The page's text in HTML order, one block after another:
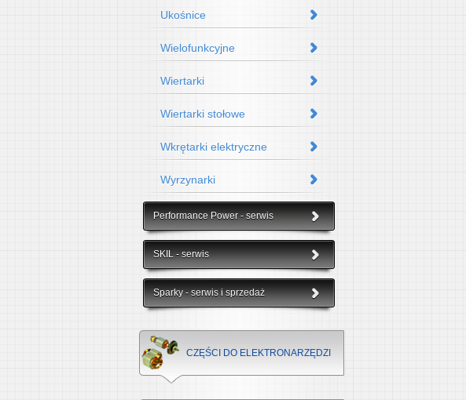
Ukośnice
Wielofunkcyjne
Wiertarki
Wiertarki stołowe
Wkrętarki elektryczne
Wyrzynarki
Performance Power - serwis
SKIL - serwis
Sparky - serwis i sprzedaż
CZĘŚCI DO ELEKTRONARZĘDZI